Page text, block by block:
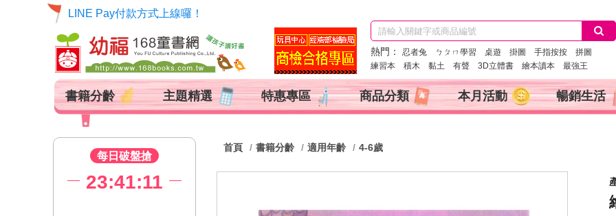
熱門： 忍者兔 ㄅㄆㄇ學習 桌遊 掛圖 手指按按 拼圖
練習本 積木 黏土 有聲 3D立體書 繪本讀本 最強王
LINE Pay付款方式上線囉！
書籍分齡 主題精選 特惠專區 商品分類 本月活動 暢銷生活
每日破盤搶
23:41:10
首頁 書籍分齡 適用年齡 4-6歲